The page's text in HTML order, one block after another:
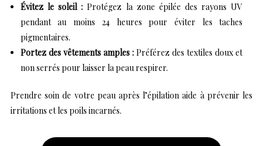
Évitez le soleil : Protégez la zone épilée des rayons UV
pendant au moins 24 heures pour éviter les taches
pigmentaires.
Portez des vêtements amples :Préférez des textiles doux et
non serrés pour laisser la peau respirer.
Prendre soin de votre peau après l’épilation aide à prévenir les
irritations et les poils incarnés.